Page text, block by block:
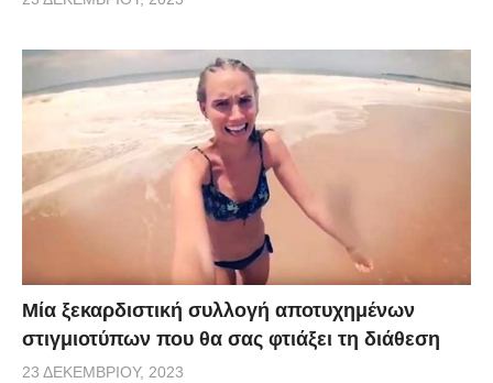
Μία ξεκαρδιστική συλλογή αποτυχημένων
στιγμιοτύπων που θα σας φτιάξει τη διάθεση
23 ΔΕΚΕΜΒΡΊΟΥ, 2023